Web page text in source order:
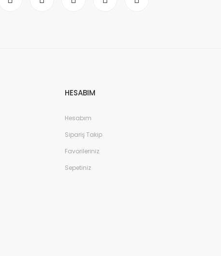
HESABIM
Hesabım
Sipariş Takip
Favorileriniz
Sepetiniz